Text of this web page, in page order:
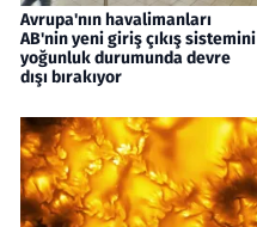
Avrupa'nın havalimanları
AB'nin yeni giriş çıkış sistemini
yoğunluk durumunda devre
dışı bırakıyor